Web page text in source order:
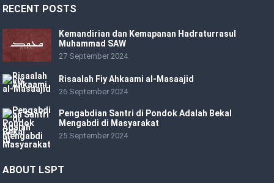
RECENT POSTS
Kemandirian dan Kemapanan Hadraturrasul
Muhammad SAW
27 September 2024
Risaalah Fiy Ahkaami al-Masaajid
26 September 2024
Pengabdian Santri di Pondok Adalah Bekal
Mengabdi di Masyarakat
25 September 2024
ABOUT LSPT